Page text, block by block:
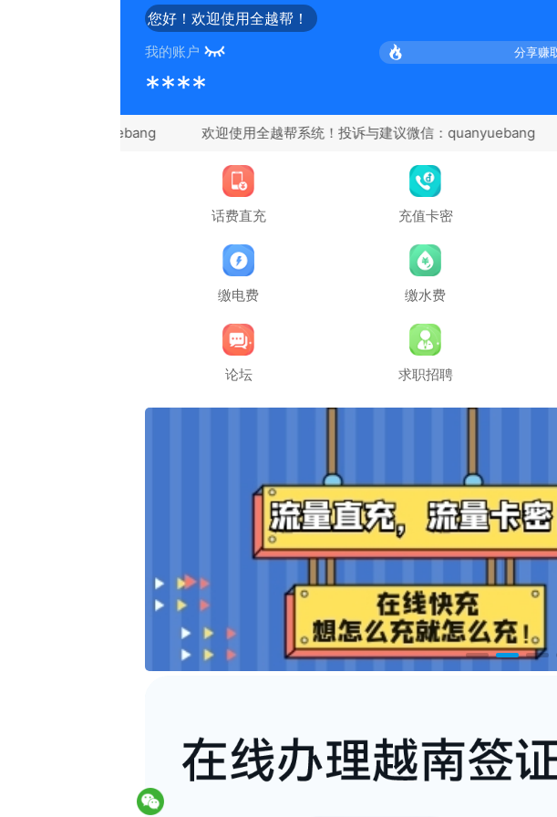
您好！欢迎使用全越帮！
我的账户 分享赚
****
微信：quanyuebang
话费直充 充值卡密
缴电费 缴水费
论坛 求职招聘